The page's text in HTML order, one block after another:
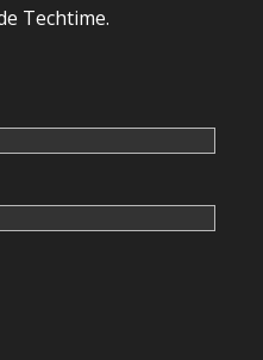
Techtime.